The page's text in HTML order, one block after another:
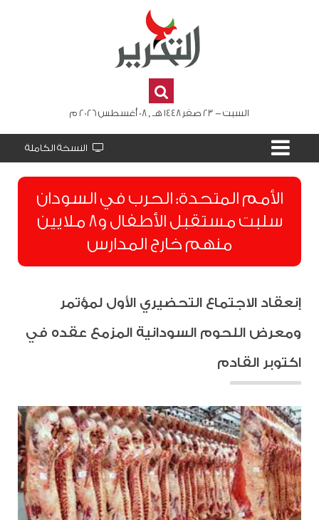
السبت - 23 صفر 1448 هـ , 08 أغسطس 2026 م
النسخة الكاملة
الأمم المتحدة: الحرب في السودان
سلبت مستقبل الأطفال و8 ملايين
منهم خارج المدارس
إنعقاد الاجتماع التحضيري الأول لمؤتمر
ومعرض اللحوم السودانية المزمع عقده في
اكتوبر القادم